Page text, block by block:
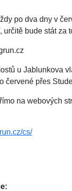
po dva dny v
určitě bude stát za
u Jablunkova
červené přes
na webových
cs/